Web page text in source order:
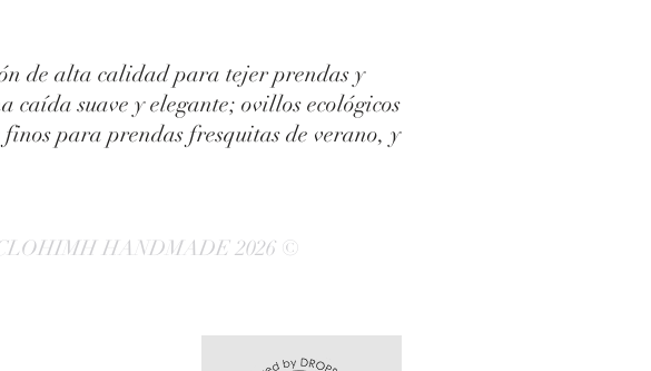
de alta calidad para tejer prendas y
caída suave y elegante; ovillos ecológicos
para prendas fresquitas de verano, y
HANDMADE 2026 ©